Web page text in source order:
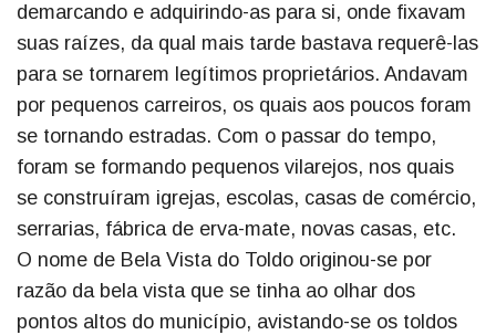
demarcando e adquirindo-as para si, onde fixavam
suas raízes, da qual mais tarde bastava requerê-las
para se tornarem legítimos proprietários. Andavam
por pequenos carreiros, os quais aos poucos foram
se tornando estradas. Com o passar do tempo,
foram se formando pequenos vilarejos, nos quais
se construíram igrejas, escolas, casas de comércio,
serrarias, fábrica de erva-mate, novas casas, etc.
O nome de Bela Vista do Toldo originou-se por
razão da bela vista que se tinha ao olhar dos
pontos altos do município, avistando-se os toldos